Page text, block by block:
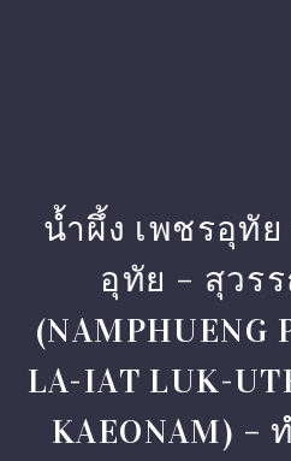
น้ำผึ้ง เพชรอุทัย
อุทัย – สุวร
(NAMPHUENG
LA-IAT LUK-
KAEONAM)